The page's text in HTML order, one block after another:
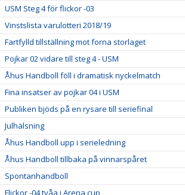
USM Steg 4 för flickor -03
Vinstslista varulotteri 2018/19
Fartfylld tillställning mot forna storlaget
Pojkar 02 vidare till steg 4 - USM
Åhus Handboll föll i dramatisk nyckelmatch
Fina insatser av pojkar 04 i USM
Publiken bjöds på en rysare till seriefinal
Julhälsning
Åhus Handboll upp i serieledning
Åhus Handboll tillbaka på vinnarspåret
Spontanhandboll
Flickor -04 tvåa i Arena cup